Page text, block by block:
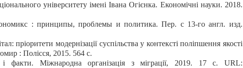
університету імені Івана Огієнка. Економічні науки. 2018.
: принципы, проблемы и политика. Пер. с 13-го англ. изд.
пріоритети модернізації суспільства у контексті поліпшення якості
: Полісся, 2015. 564 с.
факти. Міжнародна організація з міграції, 2019. 17 с. URL: